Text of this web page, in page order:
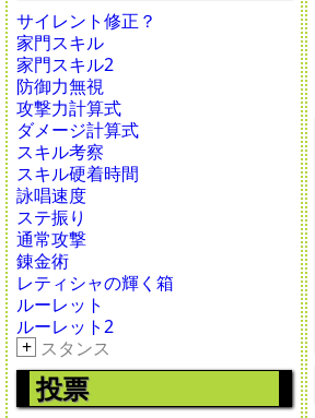
サイレント修正？
家門スキル
家門スキル2
防御力無視
攻撃力計算式
ダメージ計算式
スキル考察
スキル硬着時間
詠唱速度
ステ振り
通常攻撃
錬金術
レティシャの輝く箱
ルーレット
ルーレット2
+ スタンス
投票